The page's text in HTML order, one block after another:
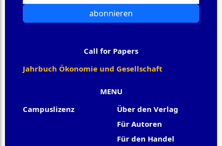
MENU
Campuslizenz
Über den Verlag
Für Autoren
Für den Handel
abonnieren
Call for Papers
Jahrbuch Ökonomie und Gesellschaft